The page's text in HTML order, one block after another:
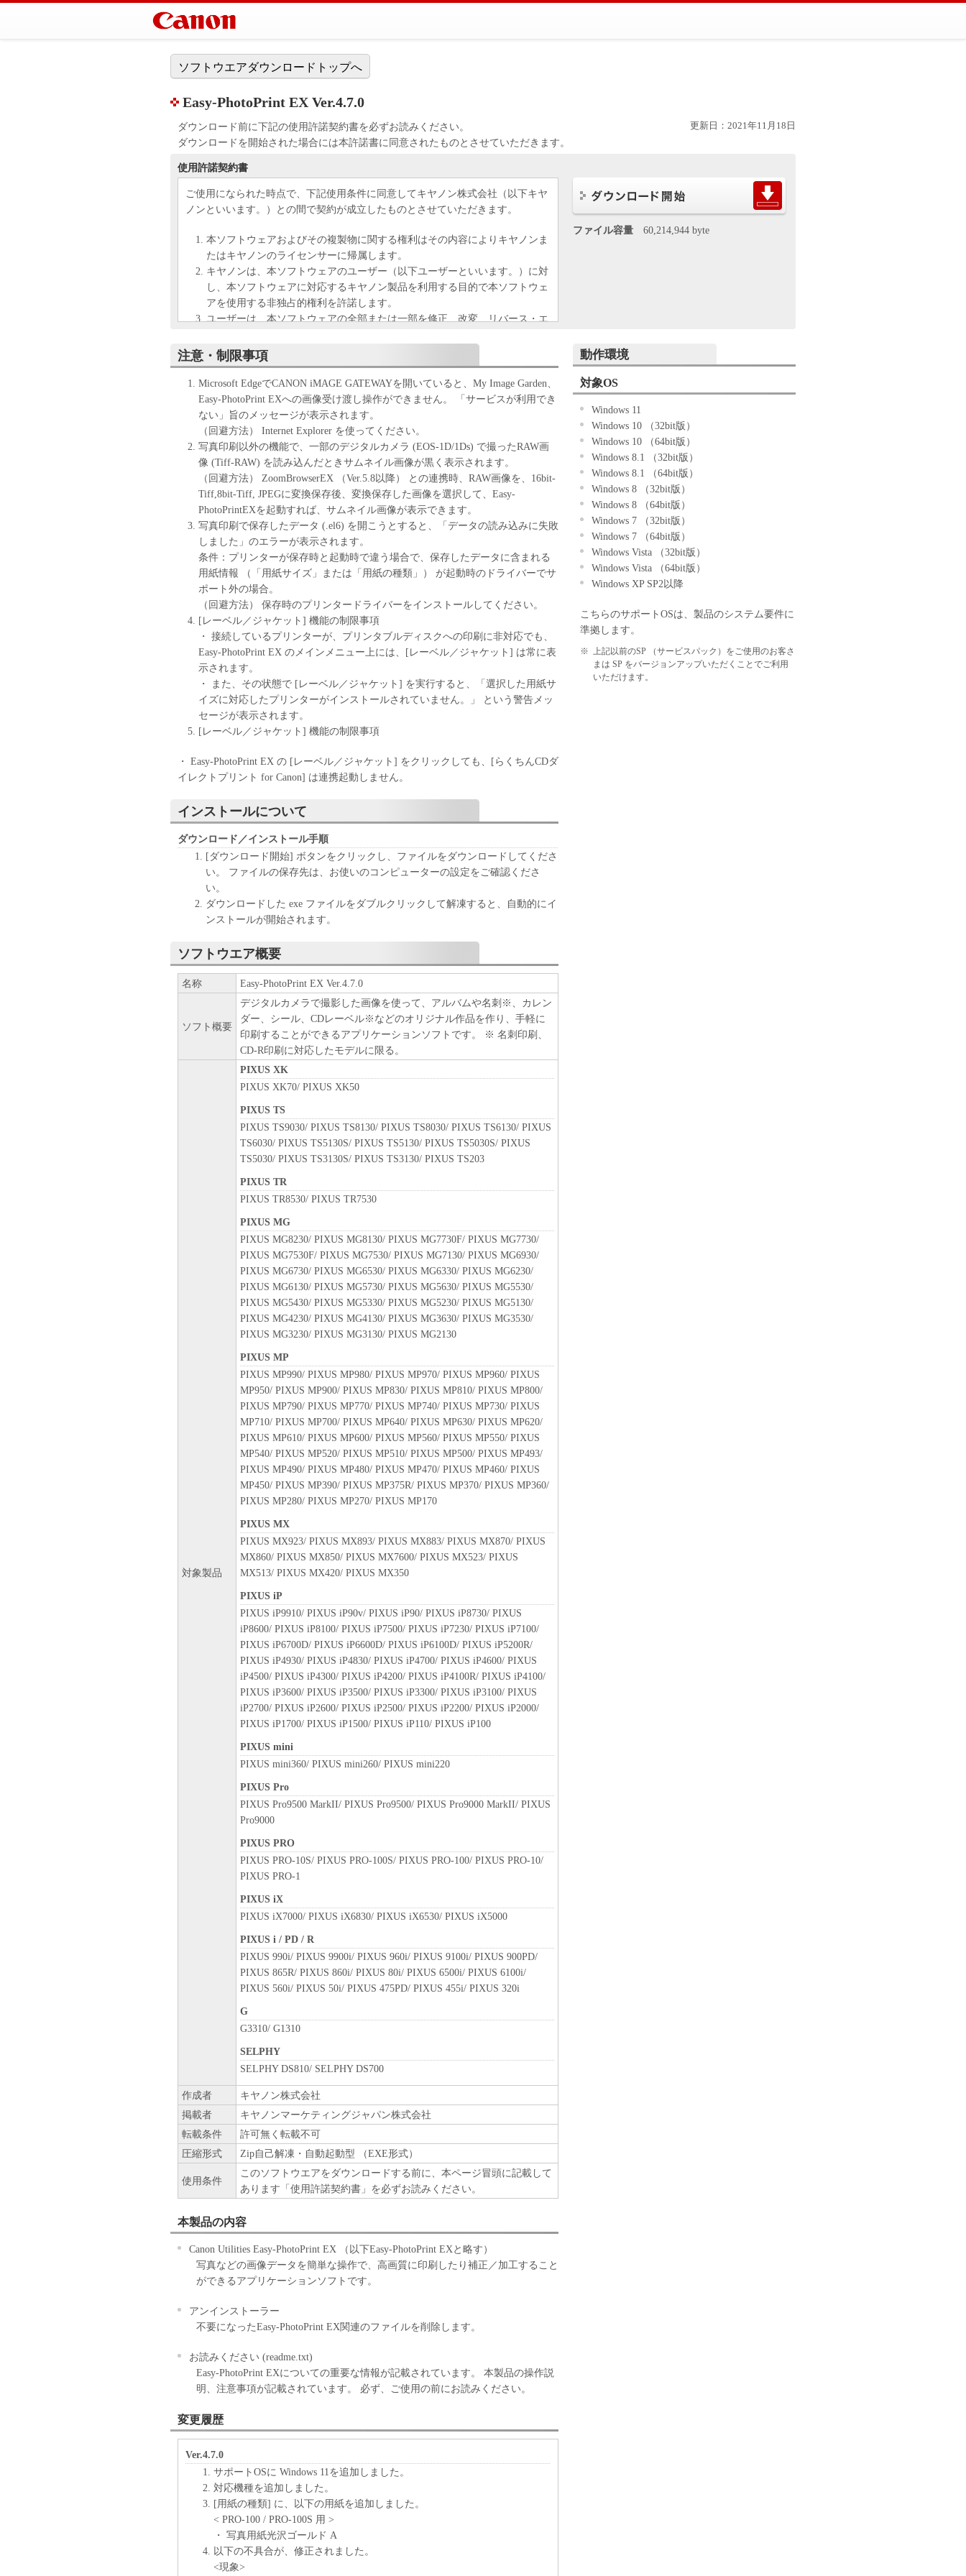
ソフトウエアダウンロードトップへ
Easy-PhotoPrint EX Ver.4.7.0
ダウンロード前に下記の使用許諾契約書を必ずお読みください。
ダウンロードを開始された場合には本許諾書に同意されたものとさせていただきます。
更新日：2021年11月18日
使用許諾契約書
ご使用になられた時点で、下記使用条件に同意してキヤノン株式会社（以下キヤ
ノンといいます。）との間で契約が成立したものとさせていただきます。
本ソフトウェアおよびその複製物に関する権利はその内容によりキヤノンま
たはキヤノンのライセンサーに帰属します。
キヤノンは、本ソフトウェアのユーザー（以下ユーザーといいます。）に対
し、本ソフトウェアに対応するキヤノン製品を利用する目的で本ソフトウェ
アを使用する非独占的権利を許諾します。
ユーザーは、本ソフトウェアの全部または一部を修正、改変、リバース・エ
ん。
キヤノン、キヤノンマーケティングジャパン株式会社およびキヤノンのライ
センサーは、本ソフトウェアがユーザーの特定の目的のために適当であるこ
と、もしくは有用であること、または本ソフトウェアに瑕疵がないこと、そ
の他本ソフトウェアに関していかなる保証もいたしません。
キヤノン、キヤノンマーケティングジャパン株式会社およびキヤノンのライ
センサーは、本ソフトウェアの使用に付随または関連して生ずる直接的また
は間接的な損失、損害等について、いかなる場合においても一切の責任を負
いません。
ユーザーは、日本国政府または該当国の政府より必要な許可等を得ることな
しに、本ソフトウェアの全部または一部を、直接または間接に輸出してはな
りません。
ファイル容量 60,214,944 byte
注意・制限事項
Microsoft EdgeでCANON iMAGE GATEWAYを開いていると、My Image Garden、
Easy-PhotoPrint EXへの画像受け渡し操作ができません。 「サービスが利用でき
ない」旨のメッセージが表示されます。
（回避方法） Internet Explorer を使ってください。
写真印刷以外の機能で、一部のデジタルカメラ (EOS-1D/1Ds) で撮ったRAW画
像 (Tiff-RAW) を読み込んだときサムネイル画像が黒く表示されます。
（回避方法） ZoomBrowserEX （Ver.5.8以降） との連携時、RAW画像を、16bit-
Tiff,8bit-Tiff, JPEGに変換保存後、変換保存した画像を選択して、Easy-
PhotoPrintEXを起動すれば、サムネイル画像が表示できます。
写真印刷で保存したデータ (.el6) を開こうとすると、「データの読み込みに失敗
しました」のエラーが表示されます。
条件：プリンターが保存時と起動時で違う場合で、保存したデータに含まれる
用紙情報 （「用紙サイズ」または「用紙の種類」） が起動時のドライバーでサ
ポート外の場合。
（回避方法） 保存時のプリンタードライバーをインストールしてください。
[レーベル／ジャケット] 機能の制限事項
・ 接続しているプリンターが、プリンタブルディスクへの印刷に非対応でも、
Easy-PhotoPrint EX のメインメニュー上には、[レーベル／ジャケット] は常に表
示されます。
・ また、その状態で [レーベル／ジャケット] を実行すると、「選択した用紙サ
イズに対応したプリンターがインストールされていません。」 という警告メッ
セージが表示されます。
[レーベル／ジャケット] 機能の制限事項
・ Easy-PhotoPrint EX の [レーベル／ジャケット] をクリックしても、[らくちんCDダ
イレクトプリント for Canon] は連携起動しません。
インストールについて
ダウンロード／インストール手順
[ダウンロード開始] ボタンをクリックし、ファイルをダウンロードしてくださ
い。 ファイルの保存先は、お使いのコンピューターの設定をご確認くださ
い。
ダウンロードした exe ファイルをダブルクリックして解凍すると、自動的にイ
ンストールが開始されます。
ソフトウエア概要
名称 Easy-PhotoPrint EX Ver.4.7.0
ソフト概要
デジタルカメラで撮影した画像を使って、アルバムや名刺※、カレン
ダー、シール、CDレーベル※などのオリジナル作品を作り、手軽に
印刷することができるアプリケーションソフトです。 ※ 名刺印刷、
CD-R印刷に対応したモデルに限る。
対象製品
PIXUS XK
PIXUS XK70/ PIXUS XK50
PIXUS TS
PIXUS TS9030/ PIXUS TS8130/ PIXUS TS8030/ PIXUS TS6130/ PIXUS
TS6030/ PIXUS TS5130S/ PIXUS TS5130/ PIXUS TS5030S/ PIXUS
TS5030/ PIXUS TS3130S/ PIXUS TS3130/ PIXUS TS203
PIXUS TR
PIXUS TR8530/ PIXUS TR7530
PIXUS MG
PIXUS MG8230/ PIXUS MG8130/ PIXUS MG7730F/ PIXUS MG7730/
PIXUS MG7530F/ PIXUS MG7530/ PIXUS MG7130/ PIXUS MG6930/
PIXUS MG6730/ PIXUS MG6530/ PIXUS MG6330/ PIXUS MG6230/
PIXUS MG6130/ PIXUS MG5730/ PIXUS MG5630/ PIXUS MG5530/
PIXUS MG5430/ PIXUS MG5330/ PIXUS MG5230/ PIXUS MG5130/
PIXUS MG4230/ PIXUS MG4130/ PIXUS MG3630/ PIXUS MG3530/
PIXUS MG3230/ PIXUS MG3130/ PIXUS MG2130
PIXUS MP
PIXUS MP990/ PIXUS MP980/ PIXUS MP970/ PIXUS MP960/ PIXUS
MP950/ PIXUS MP900/ PIXUS MP830/ PIXUS MP810/ PIXUS MP800/
PIXUS MP790/ PIXUS MP770/ PIXUS MP740/ PIXUS MP730/ PIXUS
MP710/ PIXUS MP700/ PIXUS MP640/ PIXUS MP630/ PIXUS MP620/
PIXUS MP610/ PIXUS MP600/ PIXUS MP560/ PIXUS MP550/ PIXUS
MP540/ PIXUS MP520/ PIXUS MP510/ PIXUS MP500/ PIXUS MP493/
PIXUS MP490/ PIXUS MP480/ PIXUS MP470/ PIXUS MP460/ PIXUS
MP450/ PIXUS MP390/ PIXUS MP375R/ PIXUS MP370/ PIXUS MP360/
PIXUS MP280/ PIXUS MP270/ PIXUS MP170
PIXUS MX
PIXUS MX923/ PIXUS MX893/ PIXUS MX883/ PIXUS MX870/ PIXUS
MX860/ PIXUS MX850/ PIXUS MX7600/ PIXUS MX523/ PIXUS
MX513/ PIXUS MX420/ PIXUS MX350
PIXUS iP
PIXUS iP9910/ PIXUS iP90v/ PIXUS iP90/ PIXUS iP8730/ PIXUS
iP8600/ PIXUS iP8100/ PIXUS iP7500/ PIXUS iP7230/ PIXUS iP7100/
PIXUS iP6700D/ PIXUS iP6600D/ PIXUS iP6100D/ PIXUS iP5200R/
PIXUS iP4930/ PIXUS iP4830/ PIXUS iP4700/ PIXUS iP4600/ PIXUS
iP4500/ PIXUS iP4300/ PIXUS iP4200/ PIXUS iP4100R/ PIXUS iP4100/
PIXUS iP3600/ PIXUS iP3500/ PIXUS iP3300/ PIXUS iP3100/ PIXUS
iP2700/ PIXUS iP2600/ PIXUS iP2500/ PIXUS iP2200/ PIXUS iP2000/
PIXUS iP1700/ PIXUS iP1500/ PIXUS iP110/ PIXUS iP100
PIXUS mini
PIXUS mini360/ PIXUS mini260/ PIXUS mini220
PIXUS Pro
PIXUS Pro9500 MarkII/ PIXUS Pro9500/ PIXUS Pro9000 MarkII/ PIXUS
Pro9000
PIXUS PRO
PIXUS PRO-10S/ PIXUS PRO-100S/ PIXUS PRO-100/ PIXUS PRO-10/
PIXUS PRO-1
PIXUS iX
PIXUS iX7000/ PIXUS iX6830/ PIXUS iX6530/ PIXUS iX5000
PIXUS i / PD / R
PIXUS 990i/ PIXUS 9900i/ PIXUS 960i/ PIXUS 9100i/ PIXUS 900PD/
PIXUS 865R/ PIXUS 860i/ PIXUS 80i/ PIXUS 6500i/ PIXUS 6100i/
PIXUS 560i/ PIXUS 50i/ PIXUS 475PD/ PIXUS 455i/ PIXUS 320i
G
G3310/ G1310
SELPHY
SELPHY DS810/ SELPHY DS700
作成者
キヤノン株式会社
掲載者
キヤノンマーケティングジャパン株式会社
転載条件
許可無く転載不可
圧縮形式
Zip自己解凍・自動起動型 （EXE形式）
使用条件
このソフトウエアをダウンロードする前に、本ページ冒頭に記載して
あります「使用許諾契約書」を必ずお読みください。
本製品の内容
Canon Utilities Easy-PhotoPrint EX （以下Easy-PhotoPrint EXと略す）
写真などの画像データを簡単な操作で、高画質に印刷したり補正／加工すること
ができるアプリケーションソフトです。
アンインストーラー
不要になったEasy-PhotoPrint EX関連のファイルを削除します。
お読みください (readme.txt)
Easy-PhotoPrint EXについての重要な情報が記載されています。 本製品の操作説
明、注意事項が記載されています。 必ず、ご使用の前にお読みください。
変更履歴
Ver.4.7.0
サポートOSに Windows 11を追加しました。
対応機種を追加しました。
[用紙の種類] に、以下の用紙を追加しました。
< PRO-100 / PRO-100S 用 >
・ 写真用紙光沢ゴールド A
以下の不具合が、修正されました。
<現象>
動作環境
対象OS
Windows 11
Windows 10 （32bit版）
Windows 10 （64bit版）
Windows 8.1 （32bit版）
Windows 8.1 （64bit版）
Windows 8 （32bit版）
Windows 8 （64bit版）
Windows 7 （32bit版）
Windows 7 （64bit版）
Windows Vista （32bit版）
Windows Vista （64bit版）
Windows XP SP2以降
こちらのサポートOSは、製品のシステム要件に
準拠します。
※ 上記以前のSP （サービスパック）をご使用のお客さ
まは SP をバージョンアップいただくことでご利用
いただけます。